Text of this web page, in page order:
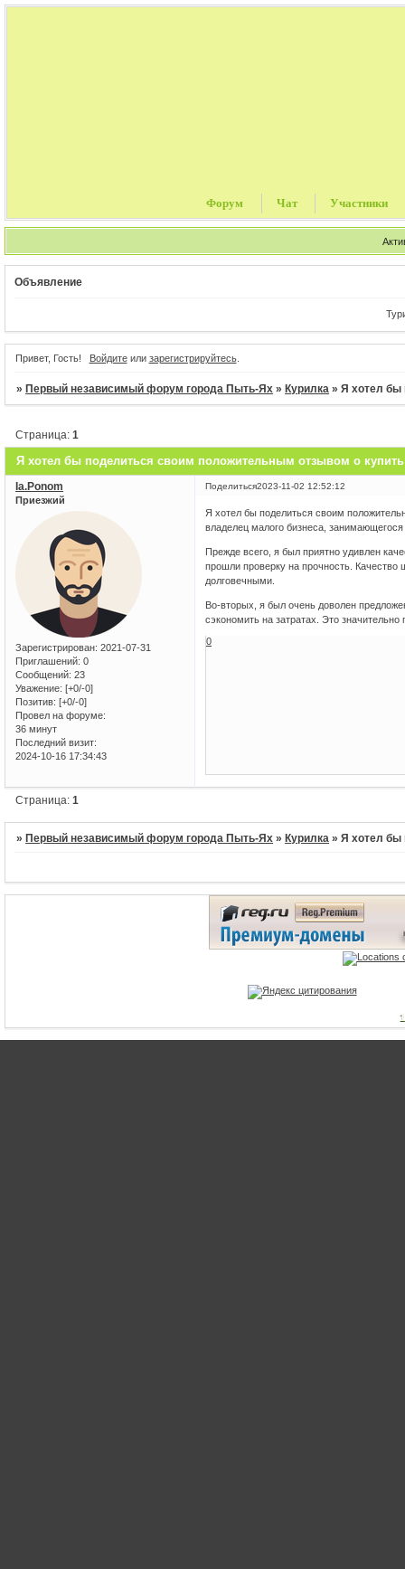
Форум Чат Участники
Объявление
Привет, Гость! Войдитеили зарегистрируйтесь.
»Первый независимый форум города Пыть-Ях »Курилка »Я хотел бы
Я хотел бы поделиться своим положительным отзывом о
Страница:1
Поделиться2023-11-02 12:52:12
Ia.Ponom
Приезжий
Зарегистрирован: 2021-07-31
Приглашений: 0
Сообщений: 23
Уважение: [+0/-0]
Позитив: [+0/-0]
Провел на форуме:
36 минут
Последний визит:
2024-10-16 17:34:43
Я хотел бы поделиться своим
владелец малого бизнеса,
Прежде всего, я был приятно удивлен
прошли проверку на прочность.
долговечными.
Во-вторых, я был очень доволен
сэкономить на затратах. Это
0
Страница:1
» Первый независимый форум города Пыть-Ях » Курилка »Я хотел бы